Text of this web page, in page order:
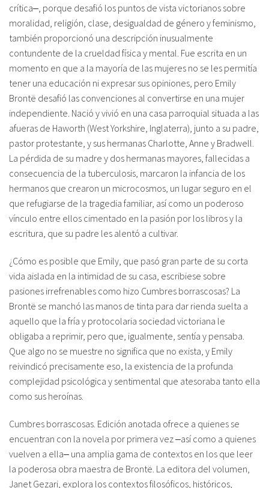
crítica‒, porque desafió los puntos de vista victorianos sobre
moralidad, religión, clase, desigualdad de género y feminismo,
también proporcionó una descripción inusualmente
contundente de la crueldad física y mental. Fue escrita en un
momento en que a la mayoría de las mujeres no se les permitía
tener una educación ni expresar sus opiniones, pero Emily
Brontë desafió las convenciones al convertirse en una mujer
independiente. Nació y vivió en una casa parroquial situada a las
afueras de Haworth (West Yorkshire, Inglaterra), junto a su padre,
pastor protestante, y sus hermanas Charlotte, Anne y Bradwell.
La pérdida de su madre y dos hermanas mayores, fallecidas a
consecuencia de la tuberculosis, marcaron la infancia de los
hermanos que crearon un microcosmos, un lugar seguro en el
que refugiarse de la tragedia familiar, así como un poderoso
vínculo entre ellos cimentado en la pasión por los libros y la
escritura, que su padre les alentó a cultivar.
¿Cómo es posible que Emily, que pasó gran parte de su corta
vida aislada en la intimidad de su casa, escribiese sobre
pasiones irrefrenables como hizo Cumbres borrascosas? La
Brontë se manchó las manos de tinta para dar rienda suelta a
aquello que la fría y protocolaria sociedad victoriana le
obligaba a reprimir, pero que, igualmente, sentía y pensaba.
Que algo no se muestre no significa que no exista, y Emily
reivindicó precisamente eso, la existencia de la profunda
complejidad psicológica y sentimental que atesoraba tanto ella
como sus heroínas.
Cumbres borrascosas. Edición anotada ofrece a quienes se
encuentran con la novela por primera vez ‒así como a quienes
vuelven a ella‒ una amplia gama de contextos en los que leer
la poderosa obra maestra de Brontë. La editora del volumen,
Janet Gezari, explora los contextos filosóficos, históricos,